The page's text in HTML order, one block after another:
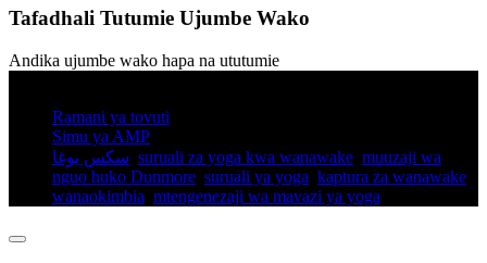
Tafadhali Tutumie Ujumbe Wako
Andika ujumbe wako hapa na ututumie
Ramani ya tovuti
Simu ya AMP
سكس يوغا suruali za yoga kwa wanawake muuzaji wa
nguo huko Dunmore suruali ya yoga kaptura za wanawake
wanaokimbia​ mtengenezaji wa mavazi ya yoga